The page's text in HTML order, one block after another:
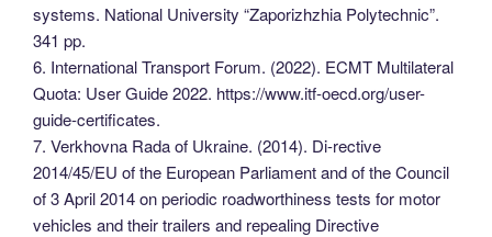
systems. National University “Zaporizhzhia Polytechnic”.
341 pp.
6. International Transport Forum. (2022). ECMT Multilateral
Quota: User Guide 2022. https://www.itf-oecd.org/user-
guide-certificates.
7. Verkhovna Rada of Ukraine. (2014). Di-rective
2014/45/EU of the European Parliament and of the Council
of 3 April 2014 on periodic roadworthiness tests for motor
vehicles and their trailers and repealing Directive